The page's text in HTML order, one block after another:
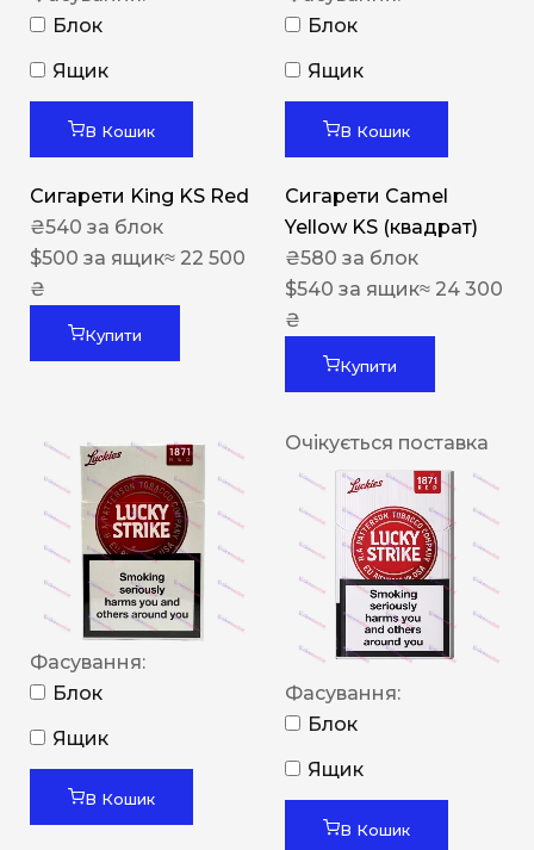
Блок
Ящик
В Кошик
Сигарети King KS Red
₴540 за блок
$500 за ящик≈ 22 500
₴
Купити
Блок
Ящик
В Кошик
Сигарети Camel
Yellow KS (квадрат)
₴580 за блок
$540 за ящик≈ 24 300
₴
Купити
Фасування:
Блок
Ящик
В Кошик
Очікується поставка
Фасування:
Блок
Ящик
В Кошик